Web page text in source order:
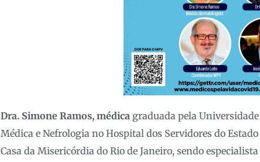
Dra. Simone Ramos, médica graduada pela
Médica e Nefrologia no Hospital dos Servidores do
Casa da Misericórdia do Rio de Janeiro, sendo